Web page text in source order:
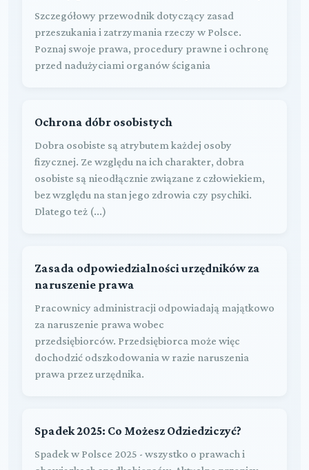
Szczegółowy przewodnik dotyczący zasad
przeszukania i zatrzymania rzeczy w Polsce.
Poznaj swoje prawa, procedury prawne i ochronę
przed nadużyciami organów ścigania
Ochrona dóbr osobistych
Dobra osobiste są atrybutem każdej osoby
fizycznej. Ze względu na ich charakter, dobra
osobiste są nieodłącznie związane z człowiekiem,
bez względu na stan jego zdrowia czy psychiki.
Dlatego też (...)
Zasada odpowiedzialności urzędników za
naruszenie prawa
Pracownicy administracji odpowiadają majątkowo
za naruszenie prawa wobec
przedsiębiorców. Przedsiębiorca może więc
dochodzić odszkodowania w razie naruszenia
prawa przez urzędnika.
Spadek 2025: Co Możesz Odziedziczyć?
Spadek w Polsce 2025 - wszystko o prawach i